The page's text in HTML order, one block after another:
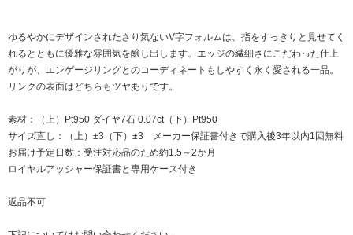
ゆるやかにデザインされたさり気ないV字フォルムは、指をすっきりと見せてく
れるとともに優雅な雰囲気を醸し出します。エッジの繊細さにこだわった仕上
がりが、エンゲージリングとのコーディネートもしやすく永く愛される一品。
リングの表面はどちらもツヤありです。
素材：（上）Pt950 ダイヤ7石 0.07ct（下）Pt950
サイズ直し：（上）±3（下）±3 メーカー保証書付きで購入後3年以内1回無料
お届け予定日数：受注対応品のため約1.5～2か月
ロイヤルアッシャー保証書と専用ケース付き
返品不可